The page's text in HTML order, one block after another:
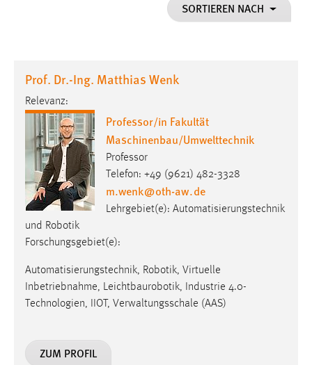
SORTIEREN NACH
Prof. Dr.-Ing. Matthias Wenk
Relevanz:
Professor/in Fakultät
Maschinenbau/Umwelttechnik
Professor
Telefon: +49 (9621) 482-3328
m.wenk@oth-aw.de
Lehrgebiet(e): Automatisierungstechnik
und Robotik
Forschungsgebiet(e):
Automatisierungstechnik, Robotik, Virtuelle
Inbetriebnahme, Leichtbaurobotik, Industrie 4.0-
Technologien, IIOT, Verwaltungsschale (AAS)
ZUM PROFIL
Performance
Name:
staticfilecache
Zweck:
Für performante Seitenauslieferung wird in diesem Cookie
gespeichert, ob man eingeloggt ist.
Sprachpräferenz
Name:
Zweck:
Das Cookie speichert die gewählte Sprache der Website.